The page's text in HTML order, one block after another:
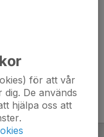
för att vår
De används
hjälpa oss att